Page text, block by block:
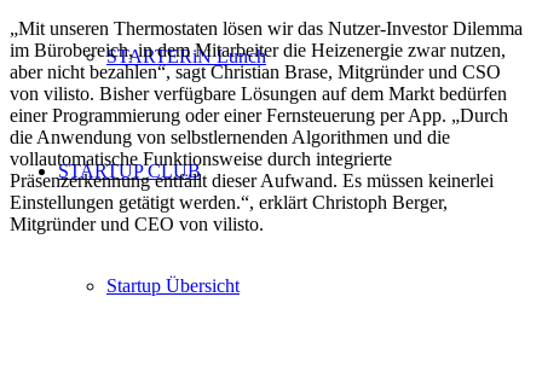
STARTERiN Lunch
STARTUP CLUB
Startup Übersicht
„Mit unseren Thermostaten lösen wir das Nutzer-Investor Dilemma
im Bürobereich, in dem Mitarbeiter die Heizenergie zwar nutzen,
aber nicht bezahlen“, sagt Christian Brase, Mitgründer und CSO
von vilisto. Bisher verfügbare Lösungen auf dem Markt bedürfen
einer Programmierung oder einer Fernsteuerung per App. „Durch
die Anwendung von selbstlernenden Algorithmen und die
vollautomatische Funktionsweise durch integrierte
Präsenzerkennung entfällt dieser Aufwand. Es müssen keinerlei
Einstellungen getätigt werden.“, erklärt Christoph Berger,
Mitgründer und CEO von vilisto.